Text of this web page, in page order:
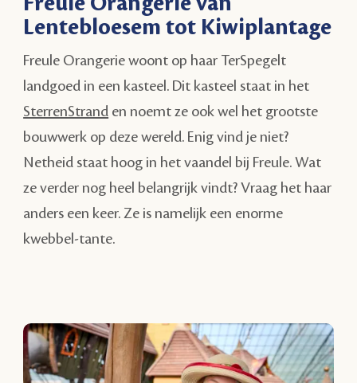
Lentebloesem tot Kiwiplantage
Freule Orangerie woont op haar TerSpegelt
landgoed in een kasteel. Dit kasteel staat in het
SterrenStrand en noemt ze ook wel het grootste
bouwwerk op deze wereld. Enig vind je niet?
Netheid staat hoog in het vaandel bij Freule. Wat
ze verder nog heel belangrijk vindt? Vraag het haar
anders een keer. Ze is namelijk een enorme
kwebbel-tante.